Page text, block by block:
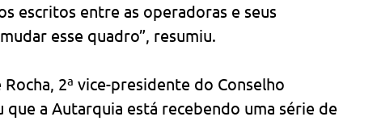
escritos entre as operadoras e seus
esse quadro”, resumiu.
2ª vice-presidente do Conselho
que a Autarquia está recebendo uma série de